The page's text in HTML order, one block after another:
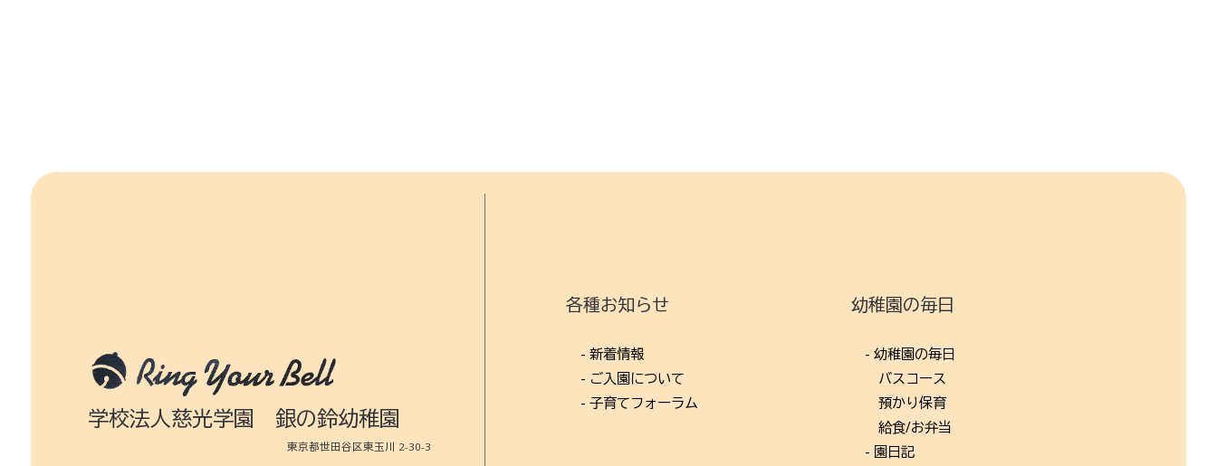
学校法人慈光学園 銀の鈴幼稚園
東京都世田谷区東玉川 2-30-3
各種お知らせ
- 新着情報
- ご入園について
- 子育てフォーラム
幼稚園の毎日
- 幼稚園の毎日
バスコース
預かり保育
給食/お弁当
- 園日記